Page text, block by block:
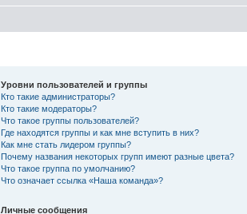
Уровни пользователей и группы
Кто такие администраторы?
Кто такие модераторы?
Что такое группы пользователей?
Где находятся группы и как мне вступить в них?
Как мне стать лидером группы?
Почему названия некоторых групп имеют разные цвета?
Что такое группа по умолчанию?
Что означает ссылка «Наша команда»?
Личные сообщения